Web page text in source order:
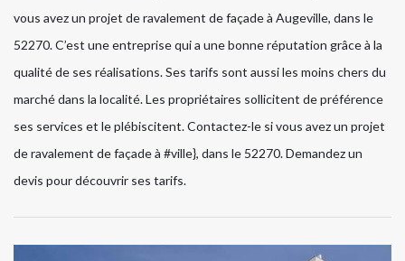
vous avez un projet de ravalement de façade à Augeville, dans le
52270. C’est une entreprise qui a une bonne réputation grâce à la
qualité de ses réalisations. Ses tarifs sont aussi les moins chers du
marché dans la localité. Les propriétaires sollicitent de préférence
ses services et le plébiscitent. Contactez-le si vous avez un projet
de ravalement de façade à #ville}, dans le 52270. Demandez un
devis pour découvrir ses tarifs.